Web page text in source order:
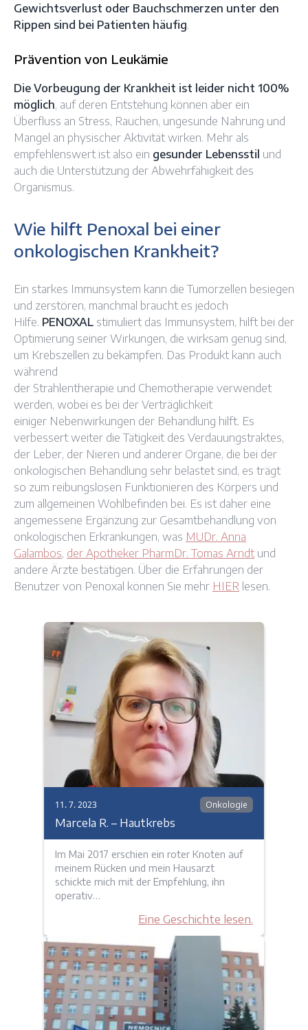
Gewichtsverlust oder Bauchschmerzen unter den
Rippen sind bei Patienten häufig.
Prävention von Leukämie
Die Vorbeugung der Krankheit ist leider nicht 100%
möglich, auf deren Entstehung können aber ein
Überfluss an Stress, Rauchen, ungesunde Nahrung und
Mangel an physischer Aktivität wirken. Mehr als
empfehlenswert ist also ein gesunder Lebensstil und
auch die Unterstützung der Abwehrfähigkeit des
Organismus.
Wie hilft Penoxal bei einer
onkologischen Krankheit?
Ein starkes Immunsystem kann die Tumorzellen besiegen
und zerstören, manchmal braucht es jedoch
Hilfe. PENOXAL stimuliert das Immunsystem, hilft bei der
Optimierung seiner Wirkungen, die wirksam genug sind,
um Krebszellen zu bekämpfen. Das Produkt kann auch
während
der Strahlentherapie und Chemotherapie verwendet
werden, wobei es bei der Verträglichkeit
einiger Nebenwirkungen der Behandlung hilft. Es
verbessert weiter die Tätigkeit des Verdauungstraktes,
der Leber, der Nieren und anderer Organe, die bei der
onkologischen Behandlung sehr belastet sind, es trägt
so zum reibungslosen Funktionieren des Körpers und
zum allgemeinen Wohlbefinden bei. Es ist daher eine
angemessene Ergänzung zur Gesamtbehandlung von
onkologischen Erkrankungen, was MUDr. Anna
Galambos, der Apotheker PharmDr. Tomas Arndt und
andere Ärzte bestätigen. Über die Erfahrungen der
Benutzer von Penoxal können Sie mehr HIER lesen.
11. 7. 2023 Onkologie
Marcela R. – Hautkrebs
Im Mai 2017 erschien ein roter Knoten auf
meinem Rücken und mein Hausarzt
schickte mich mit der Empfehlung, ihn
operativ…
Eine Geschichte lesen.